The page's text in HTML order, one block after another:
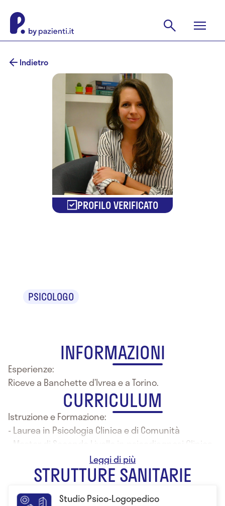
Indietro
PROFILO VERIFICATO
PSICOLOGO
INFORMAZIONI
Esperienze:
Riceve a Banchette d’Ivrea e a Torino.
CURRICULUM
Istruzione e Formazione:
- Laurea in Psicologia Clinica e di Comunità
- Master di Secondo Livello in psicodiagnosi Clinica
STRUTTURE SANITARIE
Studio Psico-Logopedico